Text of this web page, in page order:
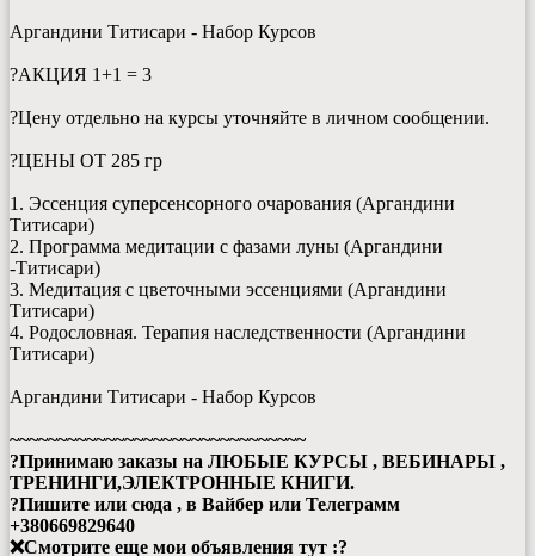
Аргандини Титисари - Набор Курсов
?АКЦИЯ 1+1 = 3
?Цену отдельно на курсы уточняйте в личном сообщении.
?ЦЕНЫ ОТ 285 гр
1. Эссенция суперсенсорного очарования (Аргандини
Титисари)
2. Программа медитации с фазами луны (Аргандини
-Титисари)
3. Медитация с цветочными эссенциями (Аргандини
Титисари)
4. Родословная. Терапия наследственности (Аргандини
Титисари)
Аргандини Титисари - Набор Курсов
~~~~~~~~~~~~~~~~~~~~~~~~~~~~~~~
?Принимаю заказы на ЛЮБЫЕ КУРСЫ , ВЕБИНАРЫ ,
ТРЕНИНГИ,ЭЛЕКТРОННЫЕ КНИГИ.
?Пишите или сюда , в Вайбер или Телеграмм
+380669829640
❌Смотрите еще мои объявления тут :?